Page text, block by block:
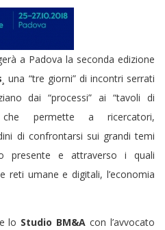
a Padova la seconda edizione
¸ una “tre giorni” di incontri serrati
dai “processi” ai “tavoli di
che permette a ricercatori,
di confrontarsi sui grandi temi
presente e attraverso i quali
umane e digitali, l’economia
lo Studio BM&Acon l’avvocato